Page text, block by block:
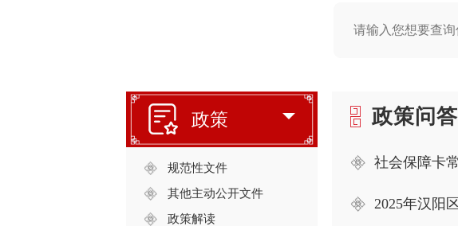
政策
规范性文件
其他主动公开文件
政策解读
政策问答
社会保障卡
2025年汉阳